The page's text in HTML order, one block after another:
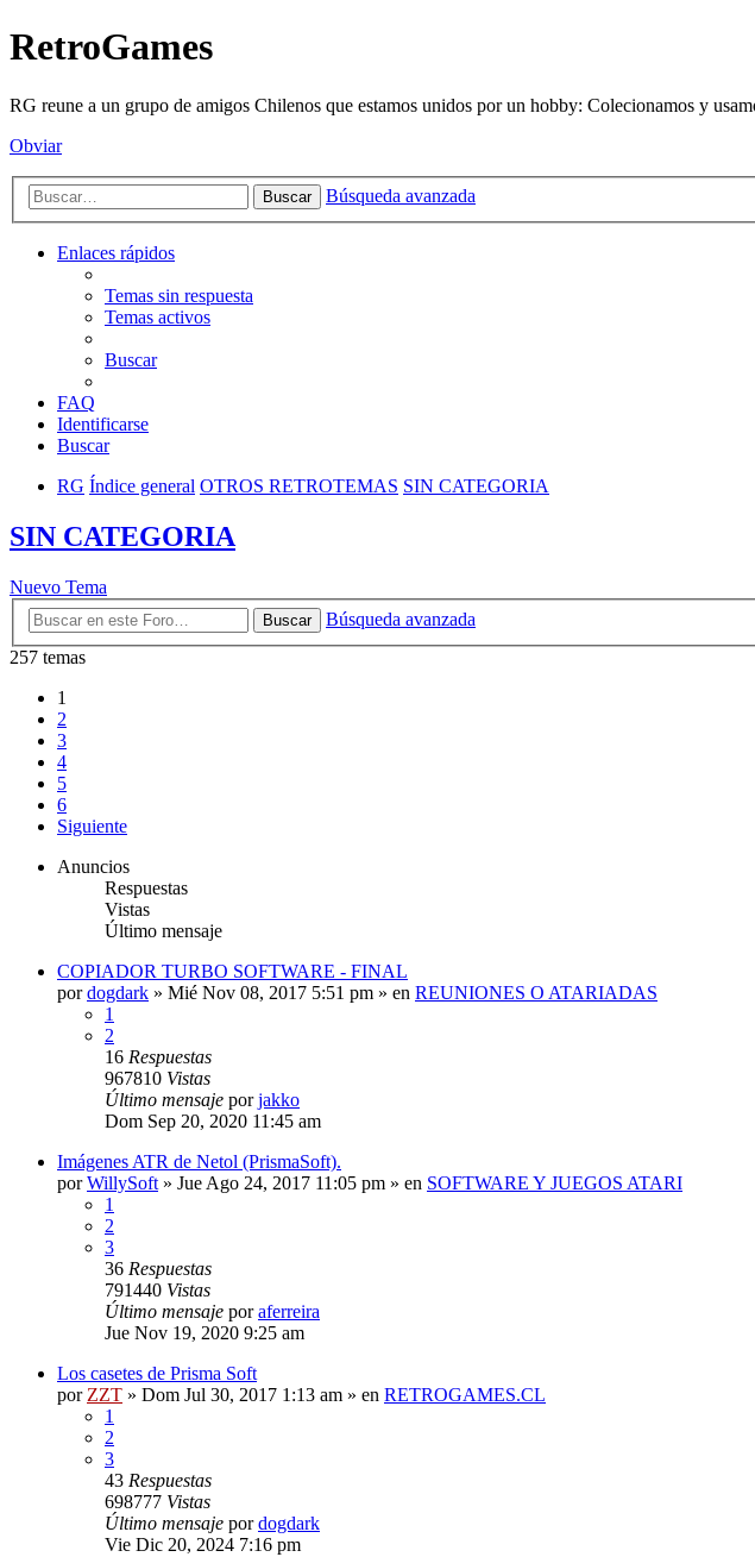
RetroGames
RG reune a un grupo de amigos Chilenos que estamos unidos por un hobby: Colecionamos y
Obviar
Buscar Búsqueda avanzada
Enlaces rápidos
Temas sin respuesta
Temas activos
Buscar
FAQ
Identificarse
Buscar
RG Índice general OTROS RETROTEMAS SIN CATEGORIA
SIN CATEGORIA
Nuevo Tema
Buscar
Búsqueda avanzada
257 temas
1
2
3
4
5
6
Siguiente
Anuncios
Respuestas
Vistas
Último mensaje
COPIADOR TURBO SOFTWARE - FINAL
pordogdark » Mié Nov 08, 2017 5:51 pm » en REUNIONES O ATARIADAS
1
2
16 Respuestas
967810 Vistas
Último mensaje porjakko
Dom Sep 20, 2020 11:45 am
Imágenes ATR de Netol (PrismaSoft).
porWillySoft » Jue Ago 24, 2017 11:05 pm » en SOFTWARE Y JUEGOS ATARI
1
2
3
36 Respuestas
791440 Vistas
Último mensaje poraferreira
Jue Nov 19, 2020 9:25 am
Los casetes de Prisma Soft
por ZZT » Dom Jul 30, 2017 1:13 am » en RETROGAMES.CL
1
2
3
43 Respuestas
698777 Vistas
Último mensaje pordogdark
Vie Dic 20, 2024 7:16 pm